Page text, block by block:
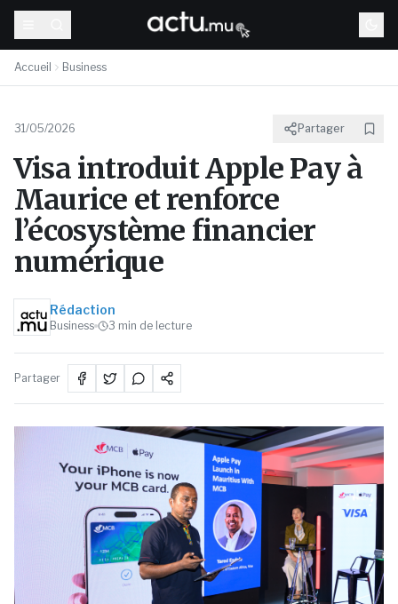
Accueil Business
31/05/2026 Partager
Visa introduit Apple Pay à
Maurice et renforce
l’écosystème financier
numérique
Rédaction
Business 3 min de lecture
Partager